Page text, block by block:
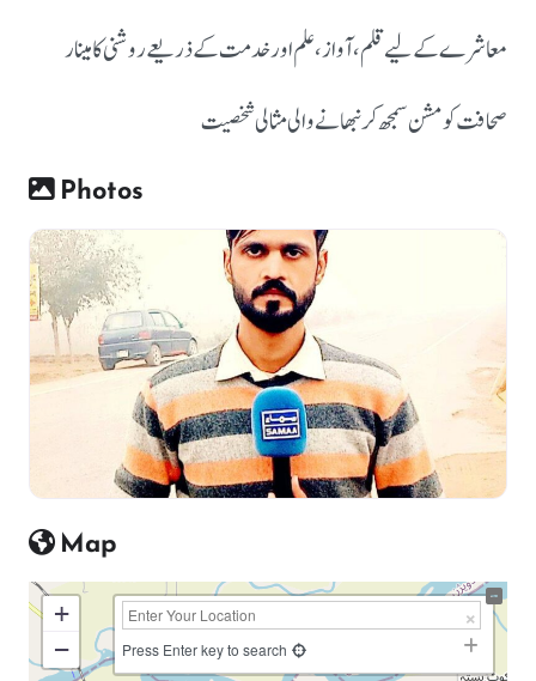
معاشرے کے لیے قلم، آواز، علم اور خدمت کے ذریعے روشنی کا مینار
صحافت کو مشن سمجھ کر نبھانے والی مثالی شخصیت
Photos
Map
+
−
Press Enter key to search